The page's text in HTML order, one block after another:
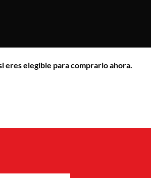
eres elegible para comprarlo ahora.